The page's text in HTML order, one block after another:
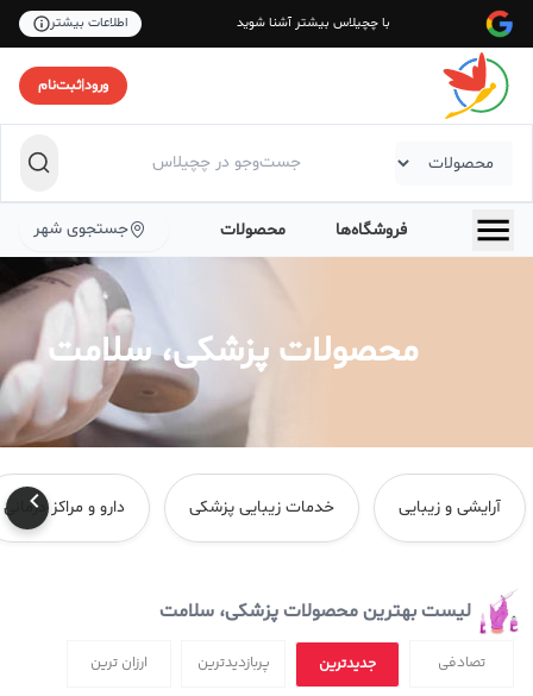
با چچیلاس بیشتر آشنا شوید اطلاعات بیشتر
ورود|ثبت‌نام
فروشگاه‌ها محصولات جستجوی شهر
محصولات پزشکی، سلامت
آرایشی و زیبایی خدمات زیبایی پزشکی دارو و مراکز درمانی
لیست بهترین محصولات پزشکی، سلامت
تصادفی جدیدترین پربازدیدترین ارزان ترین